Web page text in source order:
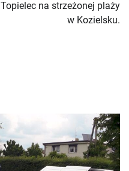
Topielec na strzeżonej plaży
w Kozielsku.